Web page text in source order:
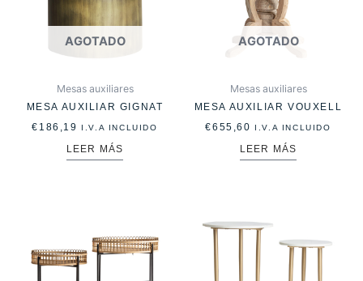
AGOTADO
Mesas auxiliares
MESA AUXILIAR GIGNAT
€ 186,19 I.V.A INCLUIDO
LEER MÁS
AGOTADO
Mesas auxiliares
MESA AUXILIAR VOUXELL
€655,60 I.V.A INCLUIDO
LEER MÁS